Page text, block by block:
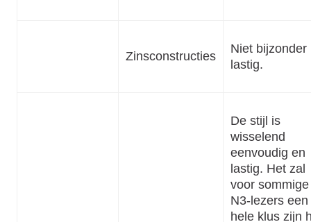
Zinsconstructies
Niet bijzonder
lastig.
De stijl is
wisselend
eenvoudig en
lastig. Het zal
voor sommige
N3-lezers een
hele klus zijn